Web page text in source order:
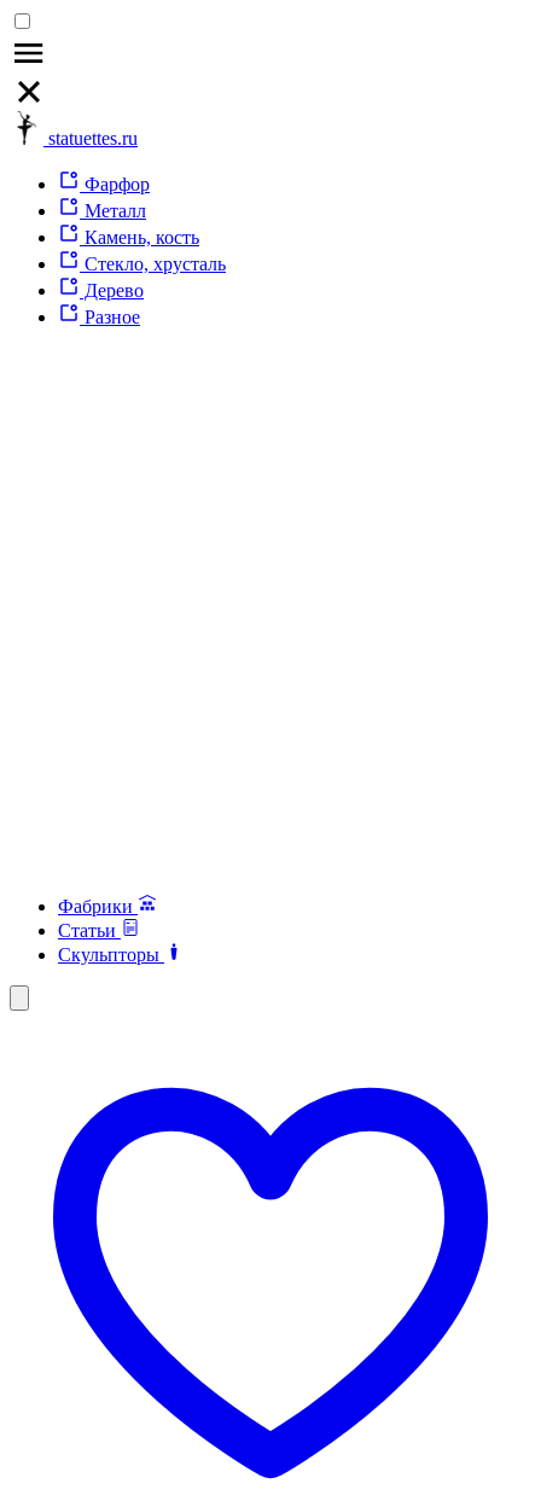
statuettes.ru
Фарфор
Металл
Камень, кость
Стекло, хрусталь
Дерево
Разное
Фабрики
Статьи
Скульпторы